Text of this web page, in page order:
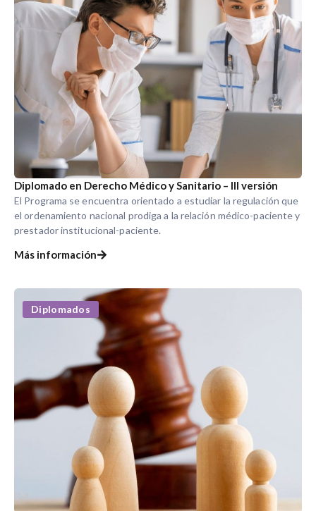
Diplomado en Derecho Médico y Sanitario – III versión
El Programa se encuentra orientado a estudiar la regulación que
el ordenamiento nacional prodiga a la relación médico-paciente y
prestador institucional-paciente.
Más información
Diplomados